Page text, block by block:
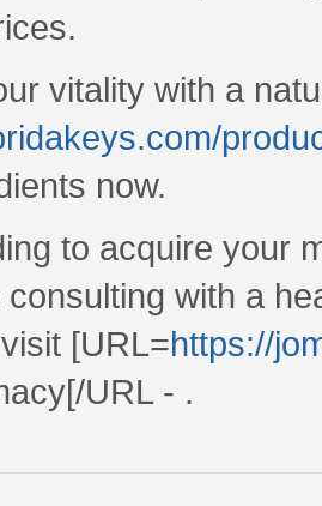
vitality with a
now.
to acquire your
with a
[URL=https://
URL - .